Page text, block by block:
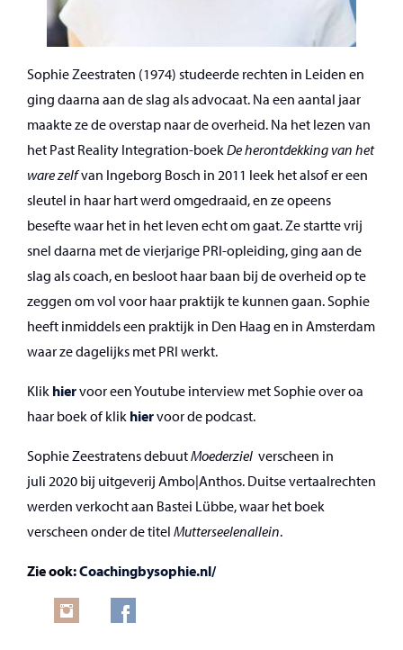
Sophie Zeestraten (1974) studeerde rechten in Leiden en
ging daarna aan de slag als advocaat. Na een aantal jaar
maakte ze de overstap naar de overheid. Na het lezen van
het Past Reality Integration-boekDe herontdekking van het
ware zelfvan Ingeborg Bosch in 2011 leek het alsof er een
sleutel in haar hart werd omgedraaid, en ze opeens
besefte waar het in het leven echt om gaat. Ze startte vrij
snel daarna met de vierjarige PRI-opleiding, ging aan de
slag als coach, en besloot haar baan bij de overheid op te
zeggen om vol voor haar praktijk te kunnen gaan. Sophie
heeft inmiddels een praktijk in Den Haag en in Amsterdam
waar ze dagelijks met PRI werkt.
Klik hiervoor een Youtube interview met Sophie over oa
haar boek of klik hiervoor de podcast.
Sophie Zeestratens debuutMoederziel verscheen in
juli 2020 bij uitgeverij Ambo|Anthos. Duitse vertaalrechten
werden verkocht aan Bastei Lübbe, waar het boek
verscheen onder de titel Mutterseelenallein.
Zie ook:Coachingbysophie.nl/